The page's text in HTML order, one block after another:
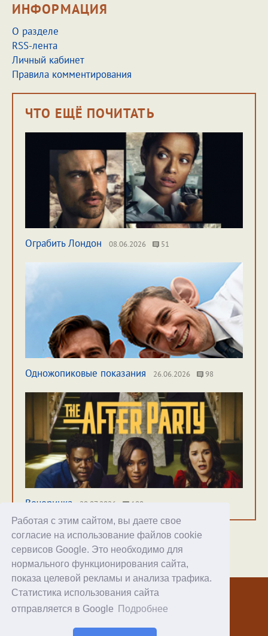
Работая с этим сайтом, вы даете свое
согласие на использование файлов cookie
сервисов Google. Это необходимо для
нормального функционирования сайта,
показа целевой рекламы и анализа трафика.
Статистика использования сайта
отправляется в Google
Подробнее
ИНФОРМАЦИЯ
О разделе
RSS-лента
Личный кабинет
Правила комментирования
ЧТО ЕЩЁ ПОЧИТАТЬ
Ограбить Лондон 08.06.2026 51
Одножопиковые показания 26.06.2026 98
Вечеринка 20.07.2026 100
Хостинг
© 1998–2026 Alex Exler
Facebook RSS статей